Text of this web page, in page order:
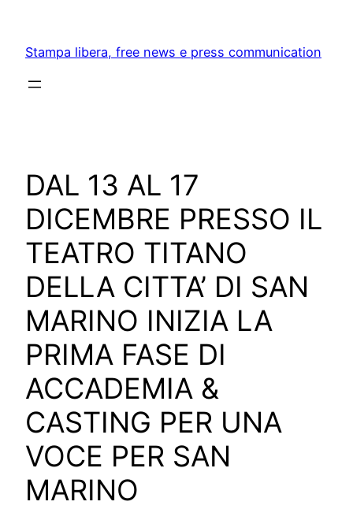
content
Stampa libera, free news e press communication
DAL 13 AL 17
DICEMBRE PRESSO IL
TEATRO TITANO
DELLA CITTA’ DI SAN
MARINO INIZIA LA
PRIMA FASE DI
ACCADEMIA &
CASTING PER UNA
VOCE PER SAN
MARINO